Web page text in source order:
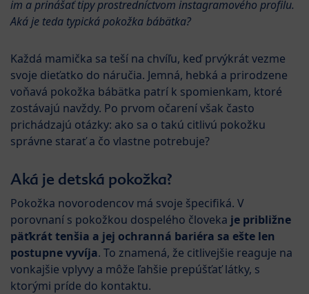
im a prinášať tipy prostredníctvom instagramového profilu.
Aká je teda typická pokožka bábätka?
Každá mamička sa teší na chvíľu, keď prvýkrát vezme
svoje dieťatko do náručia. Jemná, hebká a prirodzene
voňavá pokožka bábätka patrí k spomienkam, ktoré
zostávajú navždy. Po prvom očarení však často
prichádzajú otázky: ako sa o takú citlivú pokožku
správne starať a čo vlastne potrebuje?
Aká je detská pokožka?
Pokožka novorodencov má svoje špecifiká. V
porovnaní s pokožkou dospelého človeka je približne
päťkrát tenšia a jej ochranná bariéra sa ešte len
postupne vyvíja. To znamená, že citlivejšie reaguje na
vonkajšie vplyvy a môže ľahšie prepúšťať látky, s
ktorými príde do kontaktu.